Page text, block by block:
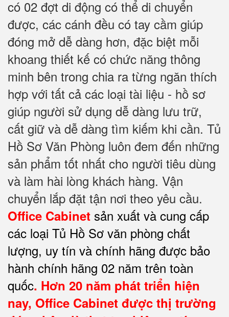
có 02 đợt di động có thể di chuyển
được, các cánh đều có tay cầm giúp
đóng mở dễ dàng hơn, đặc biệt mỗi
khoang thiết kế có chức năng thông
minh bên trong chia ra từng ngăn thích
hợp với tất cả các loại tài liệu - hồ sơ
giúp người sử dụng dễ dàng lưu trữ,
cất giữ và dễ dàng tìm kiếm khi cần. Tủ
Hồ Sơ Văn Phòng luôn đem đến những
sản phẩm tốt nhất cho người tiêu dùng
và làm hài lòng khách hàng. Vận
chuyển lắp đặt tận nơi theo yêu cầu.
Office Cabinet sản xuất và cung cấp
các loại Tủ Hồ Sơ văn phòng chất
lượng, uy tín và chính hãng được bảo
hành chính hãng 02 năm trên toàn
quốc. Hơn 20 năm phát triển hiện
nay, Office Cabinet được thị trường